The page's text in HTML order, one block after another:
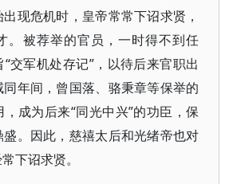
现危机时，皇帝常常下诏求贤，
。被荐举的官员，一时得不到任
交军机处存记”，以待后来官职出
年间，曾国落、骆秉章等保举的
成为后来“同光中兴”的功臣，保
。因此，慈禧太后和光绪帝也对
下诏求贤。